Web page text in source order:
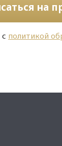
на
политикой